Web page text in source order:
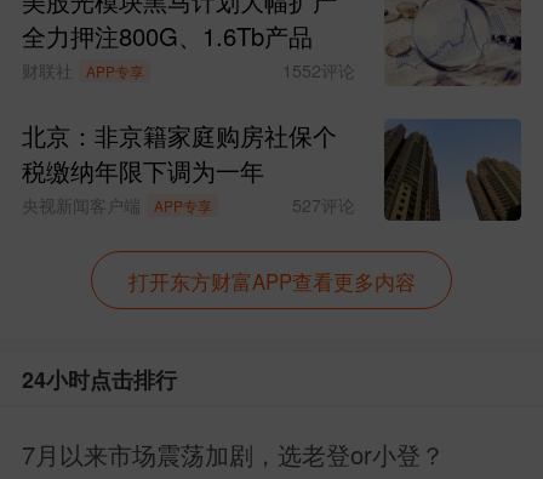
全力押注800G、1.6Tb产品
财联社 APP专享 1552评论
北京：非京籍家庭购房社保个
税缴纳年限下调为一年
央视新闻客户端 APP专享 527评论
打开东方财富APP查看更多内容
24小时点击排行
7月以来市场震荡加剧，选老登or小登？